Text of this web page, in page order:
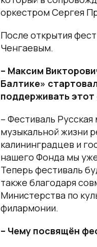
оркестром Сергея
После открытия
Ченгаевым.
– Максим
Балтике»
поддерживать
– Фестиваль
музыкальной жизни
калининградцев и
нашего Фонда мы
Теперь фестиваль
также благодаря
Министерства по
филармонии.
– Чему посвящён